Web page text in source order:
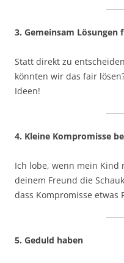
3. Gemeinsam Lösungen
Statt direkt zu
könnten wir das fair
Ideen!
4. Kleine Kompromisse
Ich lobe, wenn mein Kind
deinem Freund die
dass Kompromisse etwas
5. Geduld haben